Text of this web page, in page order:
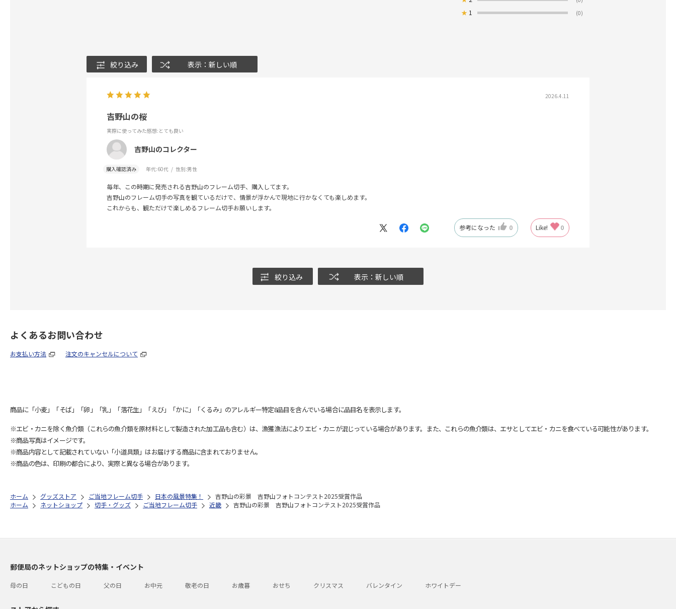
★ 1 (0)
絞り込み 表示：新しい順
2026.4.11
吉野山の桜
実際に使ってみた感想:とても良い
吉野山のコレクター
購入確認済み 年代:60代 性別:男性
毎年、この時期に発売される吉野山のフレーム切手、購入してます。
吉野山のフレーム切手の写真を観ているだけで、情景が浮かんで現地に行かなくても楽しめます。
これからも、観ただけで楽しめるフレーム切手お願いします。
参考になった 0 Like! 0
絞り込み 表示：新しい順
よくあるお問い合わせ
お支払い方法 注文のキャンセルについて
商品に「小麦」「そば」「卵」「乳」「落花生」「えび」「かに」「くるみ」のアレルギー特定8品目を含んでいる場合に品目名を表示します。
※エビ・カニを除く魚介類（これらの魚介類を原材料として製造された加工品も含む）は、漁獲漁法によりエビ・カニが混じっている場合があります。また、これらの魚介類は、エサとしてエビ・カニを食べている可能性があります。
※商品写真はイメージです。
※商品内容として記載されていない「小道具類」はお届けする商品に含まれておりません。
※商品の色は、印刷の都合により、実際と異なる場合があります。
ホーム グッズストア ご当地フレーム切手 日本の風景特集！
吉野山の彩景 吉野山フォトコンテスト2025受賞作品
ホーム
ネットショップ 切手・グッズ ご当地フレーム切手 近畿 吉野山の彩景 吉野山フォトコンテスト2025受賞作品
郵便局のネットショップの特集・イベント
母の日 こどもの日 父の日 お中元 敬老の日 お歳暮 おせち クリスマス バレンタイン ホワイトデー